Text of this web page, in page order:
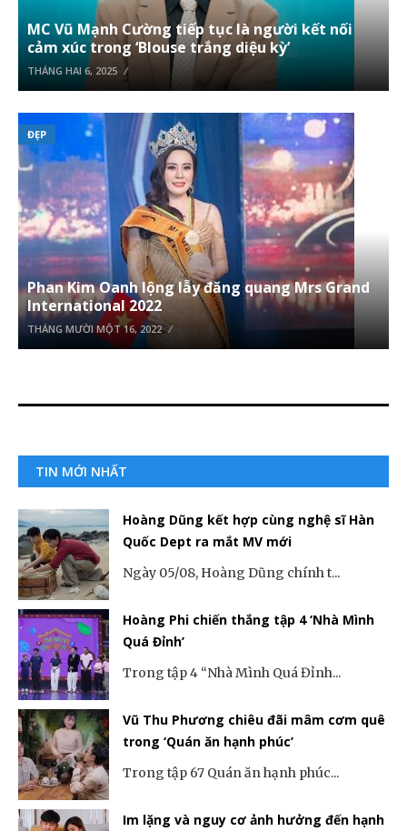
MC Vũ Mạnh Cường tiếp tục là người kết nối
cảm xúc trong ‘Blouse trắng diệu kỳ’
THÁNG HAI 6, 2025
ĐẸP
Phan Kim Oanh lộng lẫy đăng quang Mrs Grand
International 2022
THÁNG MƯỜI MỘT 16, 2022
TIN MỚI NHẤT
Hoàng Dũng kết hợp cùng nghệ sĩ Hàn
Quốc Dept ra mắt MV mới
Ngày 05/08, Hoàng Dũng chính t...
Hoàng Phi chiến thắng tập 4 ‘Nhà Mình
Quá Đỉnh’
Trong tập 4 “Nhà Mình Quá Đỉnh...
Vũ Thu Phương chiêu đãi mâm cơm quê
trong ‘Quán ăn hạnh phúc’
Trong tập 67 Quán ăn hạnh phúc...
Im lặng và nguy cơ ảnh hưởng đến hạnh